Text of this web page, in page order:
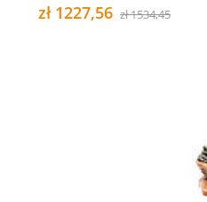
zł 1227,56 zł 1534,45